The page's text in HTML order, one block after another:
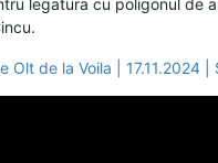
Olt de la Voila | 17.11.2024 |